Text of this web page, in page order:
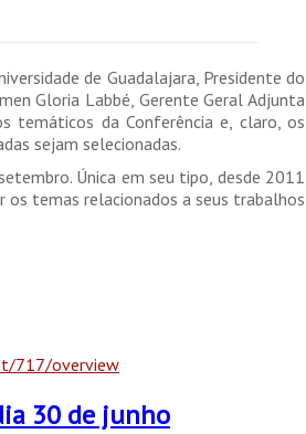
de Guadalajara, Presidente do
Gloria Labbé, Gerente Geral Adjunta
temáticos da Conferência e, claro, os
sejam selecionadas.
Única em seu tipo, desde 2011
os temas relacionados a seus trabalhos
717/overview
30 de junho